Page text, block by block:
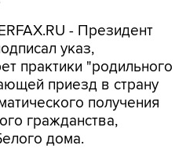
- Президент
указ,
практики "родильного
приезд в страну
получения
гражданства,
дома.